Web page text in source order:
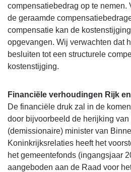
compensatiebedrag op te nemen.
de geraamde
compensatie kan de
opgevangen. Wij verwachten dat
besluiten tot een structurele
kostenstijging.
Financiële verhoudingen Rijk
De financiële druk zal in de
door bijvoorbeeld de herijking
(demissionaire) minister van
Koninkrijksrelaties heeft het
het gemeentefonds (ingangsjaar
aangeboden aan de Raad voor